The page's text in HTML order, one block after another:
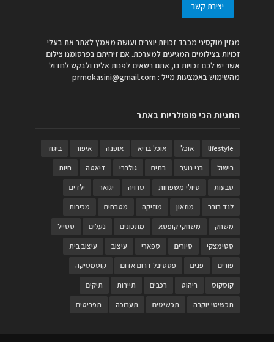
יצירת קשר
מגזין מוקסיני מכבד זכויות יוצרים ועושה מאמץ לאתר את בעלי
זכויות בצילומים המגיעים למערכת. אם זיהיתם בפרסומנו צילום
אשר יש לכם זכויות בו, אתם רשאים לפנות אלינו ולבקש לחדול
מהשימוש באמצעות מייל : prmokasini@gmail.com
התגיות הכי פופולריות באתר
lifestyle אוכל אוכל בריא אופנה איפור
ביגוד
בישול
בני נוער בתים גולברי דיאטה
חיות
טבעות
טיולי משפחות טרויה יגואר
ילדים
לנד רובר
מוזאון מוזיקה מטבחים
מכירות
משחק
משחקי קופסא מתכונים נעלים
סטייל
סטימצקי
סיורים ספארי עיצוב
עיצוב בית
פורים
פנים פסטיבל דרום אדום
קוסמטיקה
קוסקוס
ריהוט רכבים תיירות
תיקים
תכשיטי יוקרה
תכשיטים תערוכה תפריטים